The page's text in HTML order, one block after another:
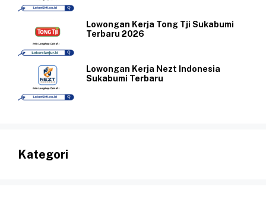
Lowongan Kerja Tong Tji Sukabumi
Terbaru 2026
Lowongan Kerja Nezt Indonesia
Sukabumi Terbaru
Kategori